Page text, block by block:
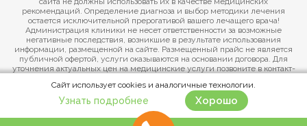
рекомендаций. Определение диагноза и выбор методики лечения
остается исключительной прерогативой вашего лечащего врача!
Администрация клиники не несет ответственности за возможные
негативные последствия, возникшие в результате использования
информации, размещенной на сайте. Размещенный прайс не является
публичной офертой, услуги оказываются на основании договора. Для
уточнения актуальных цен на медицинские услуги позвоните в контакт-
Политика конфиденциальности
Сайт использует cookies и аналогичные технологии.
Узнать подробнее Хорошо